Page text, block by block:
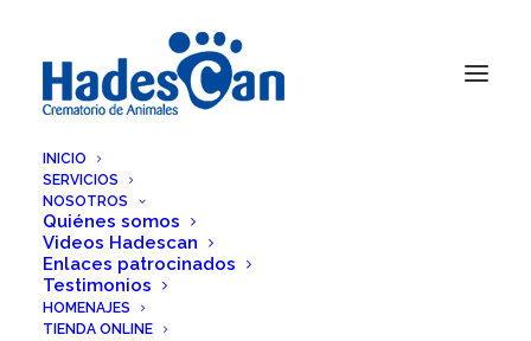
INICIO
SERVICIOS
NOSOTROS
Quiénes somos
Videos Hadescan
Enlaces patrocinados
Testimonios
HOMENAJES
TIENDA ONLINE